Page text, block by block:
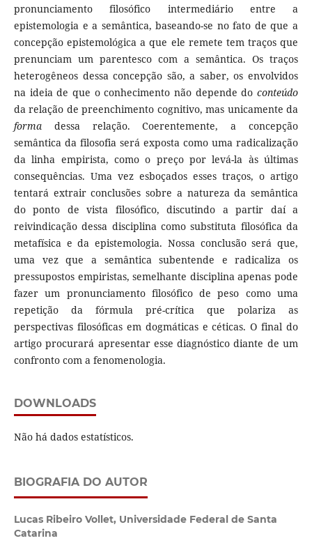
pronunciamento filosófico intermediário entre a
epistemologia e a semântica, baseando-se no fato de que a
concepção epistemológica a que ele remete tem traços que
prenunciam um parentesco com a semântica. Os traços
heterogêneos dessa concepção são, a saber, os envolvidos
na ideia de que o conhecimento não depende doconteúdo
da relação de preenchimento cognitivo, mas unicamente da
formadessa relação. Coerentemente, a concepção
semântica da filosofia será exposta como uma radicalização
da linha empirista, como o preço por levá-la às últimas
consequências. Uma vez esboçados esses traços, o artigo
tentará extrair conclusões sobre a natureza da semântica
do ponto de vista filosófico, discutindo a partir daí a
reivindicação dessa disciplina como substituta filosófica da
metafísica e da epistemologia. Nossa conclusão será que,
uma vez que a semântica subentende e radicaliza os
pressupostos empiristas, semelhante disciplina apenas pode
fazer um pronunciamento filosófico de peso como uma
repetição da fórmula pré-crítica que polariza as
perspectivas filosóficas em dogmáticas e céticas. O final do
artigo procurará apresentar esse diagnóstico diante de um
confronto com a fenomenologia.
DOWNLOADS
Não há dados estatísticos.
BIOGRAFIA DO AUTOR
Lucas Ribeiro Vollet, Universidade Federal de Santa
Catarina